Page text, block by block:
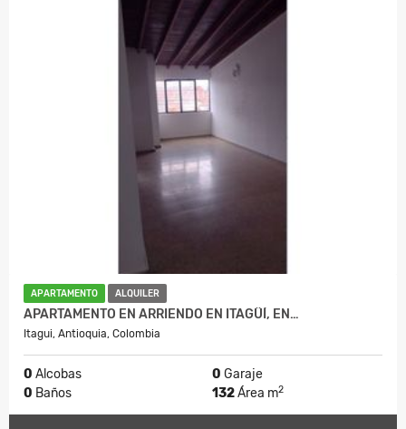
APARTAMENTO ALQUILER
APARTAMENTO EN ARRIENDO EN ITAGÜÍ, EN…
Itagui, Antioquia, Colombia
0 Alcobas 0 Garaje
0 Baños 132Área m2